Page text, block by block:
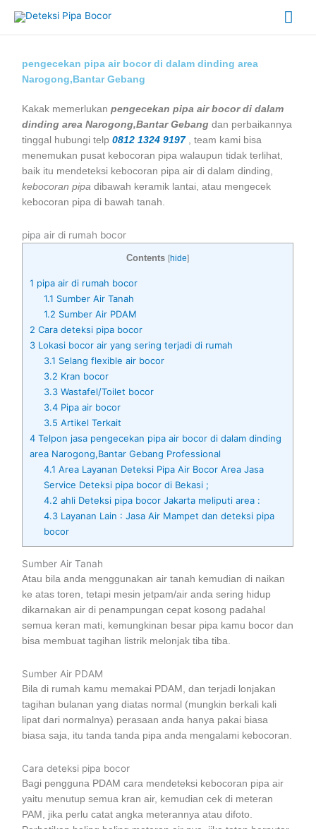
content
pengecekan pipa air bocor di dalam dinding area
Narogong,Bantar Gebang
Kakak memerlukan pengecekan pipa air bocor di dalam
dinding area Narogong,Bantar Gebang dan perbaikannya
tinggal hubungi telp 0812 1324 9197, team kami bisa
menemukan pusat kebocoran pipa walaupun tidak terlihat,
baik itu mendeteksi kebocoran pipa air di dalam dinding,
kebocoran pipa dibawah keramik lantai, atau mengecek
kebocoran pipa di bawah tanah.
pipa air di rumah bocor
Contents [hide]
1 pipa air di rumah bocor
1.1 Sumber Air Tanah
1.2 Sumber Air PDAM
2 Cara deteksi pipa bocor
3 Lokasi bocor air yang sering terjadi di rumah
3.1 Selang flexible air bocor
3.2 Kran bocor
3.3Wastafel/Toilet bocor
3.4Pipa air bocor
3.5 Artikel Terkait
4 Telpon jasa pengecekan pipa air bocor di dalam dinding
area Narogong,Bantar Gebang Professional
4.1 Area Layanan Deteksi Pipa Air Bocor Area Jasa
Service Deteksi pipa bocor di Bekasi ;
4.2 ahli Deteksi pipa bocor Jakarta meliputi area :
4.3Layanan Lain : Jasa Air Mampet dan deteksi pipa
bocor
Sumber Air Tanah
Atau bila anda menggunakan air tanah kemudian di naikan
ke atas toren, tetapi mesin jetpam/air anda sering hidup
dikarnakan air di penampungan cepat kosong padahal
semua keran mati, kemungkinan besar pipa kamu bocor dan
bisa membuat tagihan listrik melonjak tiba tiba.
Sumber Air PDAM
Bila di rumah kamu memakai PDAM, dan terjadi lonjakan
tagihan bulanan yang diatas normal (mungkin berkali kali
lipat dari normalnya) perasaan anda hanya pakai biasa
biasa saja, itu tanda tanda pipa anda mengalami kebocoran.
Cara deteksi pipa bocor
Bagi pengguna PDAM cara mendeteksi kebocoran pipa air
yaitu menutup semua kran air, kemudian cek di meteran
PAM, jika perlu catat angka meterannya atau difoto.